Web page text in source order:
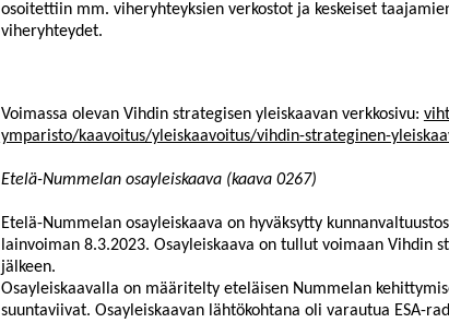
osoitettiin mm. viheryhteyksien verkostot ja keskeiset
viheryhteydet.
Voimassa olevan Vihdin strategisen yleiskaavan verkkosivu:
ymparisto/kaavoitus/yleiskaavoitus/vihdin-strateginen-
Etelä-Nummelan osayleiskaava (kaava 0267)
Etelä-Nummelan osayleiskaava on hyväksytty
lainvoiman 8.3.2023. Osayleiskaava on tullut voimaan Vihdin
jälkeen.
Osayleiskaavalla on määritelty eteläisen Nummelan
suuntaviivat. Osayleiskaavan lähtökohtana oli varautua ESA-